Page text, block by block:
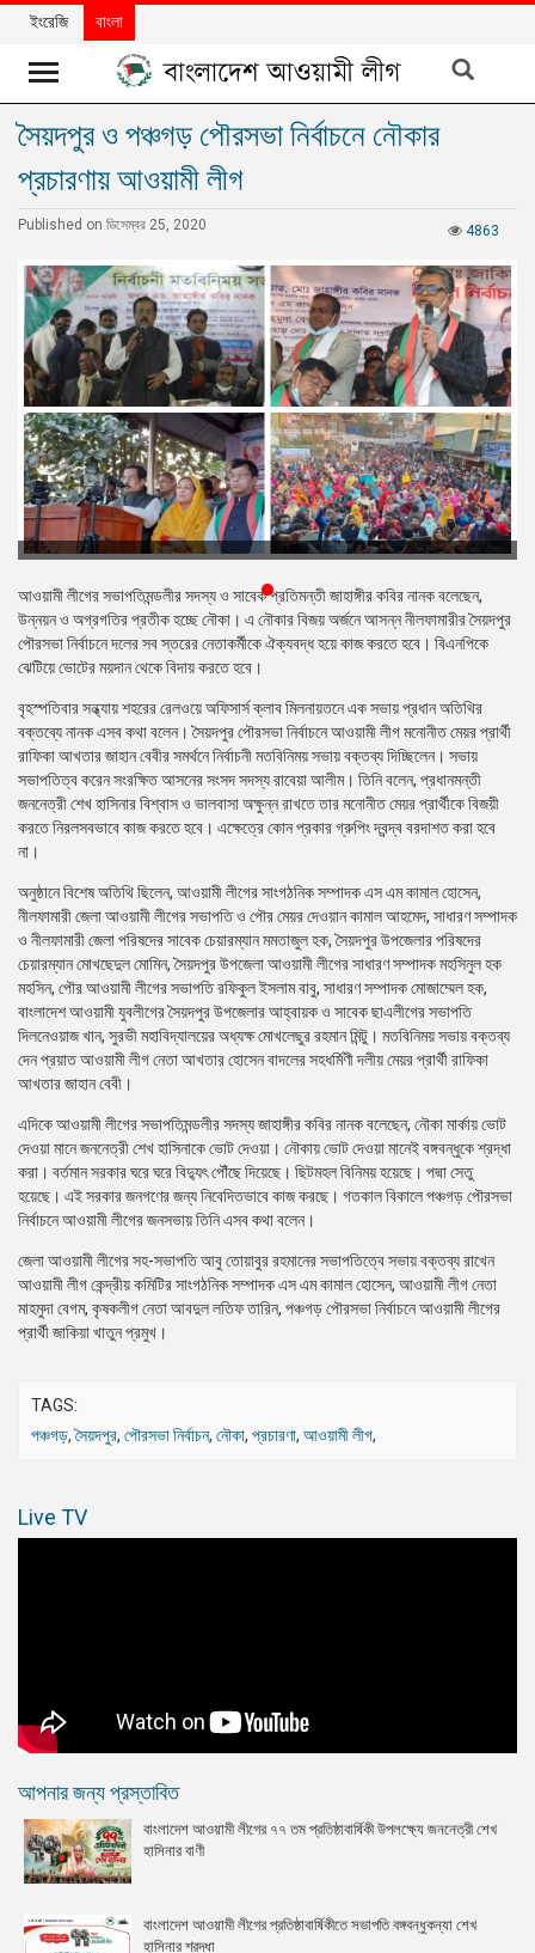
খবর
দলের
নিবন্ধ
বিশেষ
প্রতিবেদন
মতামত
উন্নয়নের
বাংলাদেশ
নিউজলেটার
প্রেস
রিলিজ
প্রকাশনা
বিএনপি-
জামায়াত
সহিংসতা
সংগঠন
ইশতেহার
ইংরেজি বাংলা
সৈয়দপুর ও পঞ্চগড় পৌরসভা নির্বাচনে নৌকার
প্রচারণায় আওয়ামী লীগ
4863
Published on ডিসেম্বর 25, 2020
আওয়ামী লীগের সভাপতিমন্ডলীর সদস্য ও সাবেক প্রতিমন্তী জাহাঙ্গীর কবির নানক বলেছেন,
উন্নয়ন ও অগ্রগতির প্রতীক হচ্ছে নৌকা। এ নৌকার বিজয় অর্জনে আসন্ন নীলফামারীর সৈয়দপুর
পৌরসভা নির্বাচনে দলের সব স্তরের নেতাকর্মীকে ঐক্যবদ্ধ হয়ে কাজ করতে হবে। বিএনপিকে
ঝেটিয়ে ভোটের ময়দান থেকে বিদায় করতে হবে।
বৃহস্পতিবার সন্ধ্যায় শহরের রেলওয়ে অফিসার্স ক্লাব মিলনায়তনে এক সভায় প্রধান অতিথির
বক্তব্যে নানক এসব কথা বলেন। সৈয়দপুর পৌরসভা নির্বাচনে আওয়ামী লীগ মনোনীত মেয়র প্রার্থী
রাফিকা আখতার জাহান বেবীর সমর্থনে নির্বাচনী মতবিনিময় সভায় বক্তব্য দিচ্ছিলেন। সভায়
সভাপতিত্ব করেন সংরক্ষিত আসনের সংসদ সদস্য রাবেয়া আলীম। তিনি বলেন, প্রধানমন্তী
জননেত্রী শেখ হাসিনার বিশ্বাস ও ভালবাসা অক্ষুন্ন রাখতে তার মনোনীত মেয়র প্রার্থীকে বিজয়ী
করতে নিরলসবভাবে কাজ করতে হবে। এক্ষেত্রে কোন প্রকার গ্রুপিং দ্বন্দ্ব বরদাশত করা হবে
না।
অনুষ্ঠানে বিশেষ অতিথি ছিলেন, আওয়ামী লীগের সাংগঠনিক সম্পাদক এস এম কামাল হোসেন,
নীলফামারী জেলা আওয়ামী লীগের সভাপতি ও পৌর মেয়র দেওয়ান কামাল আহমেদ, সাধারণ সম্পাদক
ও নীলফামারী জেলা পরিষদের সাবেক চেয়ারম্যান মমতাজুল হক, সৈয়দপুর উপজেলার পরিষদের
চেয়ারম্যান মোখছেদুল মোমিন, সৈয়দপুর উপজেলা আওয়ামী লীগের সাধারণ সম্পাদক মহসিনুল হক
মহসিন, পৌর আওয়ামী লীগের সভাপতি রফিকুল ইসলাম বাবু, সাধারণ সম্পাদক মোজাম্মেল হক,
বাংলাদেশ আওয়ামী যুবলীগের সৈয়দপুর উপজেলার আহ্বায়ক ও সাবেক ছাএলীগের সভাপতি
দিলনেওয়াজ খান, সুরভী মহাবিদ্যালয়ের অধ্যক্ষ মোখলেছুর রহমান মিন্টু। মতবিনিময় সভায় বক্তব্য
দেন প্রয়াত আওয়ামী লীগ নেতা আখতার হোসেন বাদলের সহধর্মিণী দলীয় মেয়র প্রার্থী রাফিকা
আখতার জাহান বেবী।
এদিকে আওয়ামী লীগের সভাপতিমন্ডলীর সদস্য জাহাঙ্গীর কবির নানক বলেছেন, নৌকা মার্কায় ভোট
দেওয়া মানে জননেত্রী শেখ হাসিনাকে ভোট দেওয়া। নৌকায় ভোট দেওয়া মানেই বঙ্গবন্ধুকে শ্রদ্ধা
করা। বর্তমান সরকার ঘরে ঘরে বিদ্যুৎ পৌঁছে দিয়েছে। ছিটমহল বিনিময় হয়েছে। পদ্মা সেতু
হয়েছে। এই সরকার জনগণের জন্য নিবেদিতভাবে কাজ করছে। গতকাল বিকালে পঞ্চগড় পৌরসভা
নির্বাচনে আওয়ামী লীগের জনসভায় তিনি এসব কথা বলেন।
জেলা আওয়ামী লীগের সহ-সভাপতি আবু তোয়াবুর রহমানের সভাপতিত্বে সভায় বক্তব্য রাখেন
আওয়ামী লীগ কেন্দ্রীয় কমিটির সাংগঠনিক সম্পাদক এস এম কামাল হোসেন, আওয়ামী লীগ নেতা
মাহমুদা বেগম, কৃষকলীগ নেতা আবদুল লতিফ তারিন, পঞ্চগড় পৌরসভা নির্বাচনে আওয়ামী লীগের
প্রার্থী জাকিয়া খাতুন প্রমুখ।
TAGS:
পঞ্চগড়,সৈয়দপুর, পৌরসভা নির্বাচন, নৌকা, প্রচারণা, আওয়ামী লীগ,
Live TV
আপনার জন্য প্রস্তাবিত
বাংলাদেশ আওয়ামী লীগের ৭৭ তম প্রতিষ্ঠাবার্ষিকী উপলক্ষ্যে জননেত্রী শেখ
হাসিনার বাণী
বাংলাদেশ আওয়ামী লীগের প্রতিষ্ঠাবার্ষিকীতে সভাপতি বঙ্গবন্ধুকন্যা শেখ
হাসিনার শ্রদ্ধা